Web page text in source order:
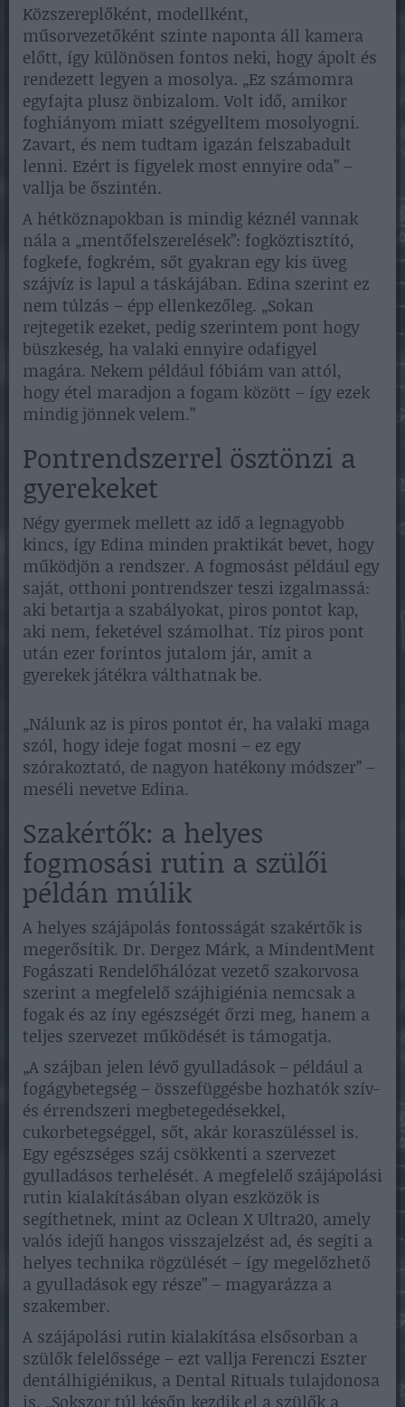
Közszereplőként, modellként,
műsorvezetőként szinte naponta áll kamera
előtt, így különösen fontos neki, hogy ápolt és
rendezett legyen a mosolya. „Ez számomra
egyfajta plusz önbizalom. Volt idő, amikor
foghiányom miatt szégyelltem mosolyogni.
Zavart, és nem tudtam igazán felszabadult
lenni. Ezért is figyelek most ennyire oda” –
vallja be őszintén.
A hétköznapokban is mindig kéznél vannak
nála a „mentőfelszerelések”: fogköztisztító,
fogkefe, fogkrém, sőt gyakran egy kis üveg
szájvíz is lapul a táskájában. Edina szerint ez
nem túlzás – épp ellenkezőleg. „Sokan
rejtegetik ezeket, pedig szerintem pont hogy
büszkeség, ha valaki ennyire odafigyel
magára. Nekem például fóbiám van attól,
hogy étel maradjon a fogam között – így ezek
mindig jönnek velem.”
Pontrendszerrel ösztönzi a
gyerekeket
Négy gyermek mellett az idő a legnagyobb
kincs, így Edina minden praktikát bevet, hogy
működjön a rendszer. A fogmosást például egy
saját, otthoni pontrendszer teszi izgalmassá:
aki betartja a szabályokat, piros pontot kap,
aki nem, feketével számolhat. Tíz piros pont
után ezer forintos jutalom jár, amit a
gyerekek játékra válthatnak be.
„Nálunk az is piros pontot ér, ha valaki maga
szól, hogy ideje fogat mosni – ez egy
szórakoztató, de nagyon hatékony módszer” –
meséli nevetve Edina.
Szakértők: a helyes
fogmosási rutin a szülői
példán múlik
A helyes szájápolás fontosságát szakértők is
megerősítik. Dr. Dergez Márk, a MindentMent
Fogászati Rendelőhálózat vezető szakorvosa
szerint a megfelelő szájhigiénia nemcsak a
fogak és az íny egészségét őrzi meg, hanem a
teljes szervezet működését is támogatja.
„A szájban jelen lévő gyulladások – például a
fogágybetegség – összefüggésbe hozhatók szív-
és érrendszeri megbetegedésekkel,
cukorbetegséggel, sőt, akár koraszüléssel is.
Egy egészséges száj csökkenti a szervezet
gyulladásos terhelését. A megfelelő szájápolási
rutin kialakításában olyan eszközök is
segíthetnek, mint az Oclean X Ultra20, amely
valós idejű hangos visszajelzést ad, és segíti a
helyes technika rögzülését – így megelőzhető
a gyulladások egy része” – magyarázza a
szakember.
A szájápolási rutin kialakítása elsősorban a
szülők felelőssége – ezt vallja Ferenczi Eszter
dentálhigiénikus, a Dental Rituals tulajdonosa
is. „Sokszor túl későn kezdik el a szülők a